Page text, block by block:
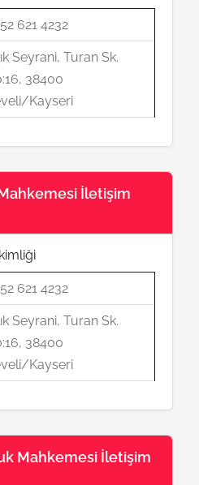
621 4232
Seyrani, Turan Sk.
38400
Kayseri
İletişim
621 4232
Seyrani, Turan Sk.
38400
Kayseri
Mahkemesi İletişim